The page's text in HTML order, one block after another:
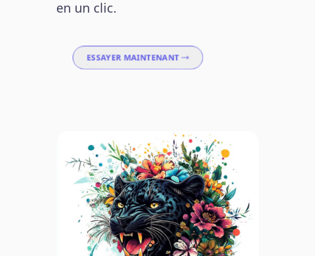
en un clic.
ESSAYER MAINTENANT